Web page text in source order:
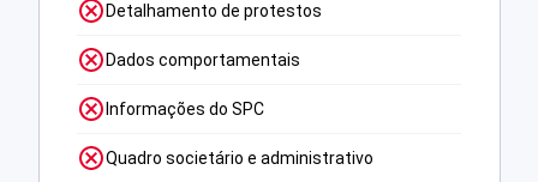
Detalhamento de protestos
Dados comportamentais
Informações do SPC
Quadro societário e administrativo